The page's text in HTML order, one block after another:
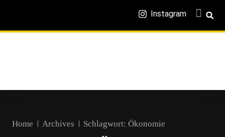
Instagram
Home Archives Schlagwort: Ökonomie